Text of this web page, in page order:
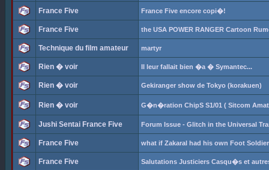
France Five France Five encore copi�!
France Five the USA POWER RANGER Cartoon
Technique du film amateur martyr
Rien � voir Il leur fallait bien �a � Symantec...
Rien � voir Gekiranger show de Tokyo (korakuen)
Rien � voir G�n�ration ChipS S1/01 ( Sitcom
Jushi Sentai France Five Forum Issue - Glitch in the Universal
France Five what if Zakaral had his own Foot
France Five Salutations Justiciers Casqu�s et